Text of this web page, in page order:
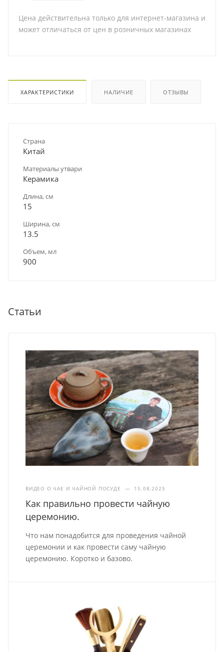
Цена действительна только для интернет-магазина и
может отличаться от цен в розничных магазинах
ХАРАКТЕРИСТИКИ НАЛИЧИЕ ОТЗЫВЫ
Страна
Китай
Материалы утвари
Керамика
Длина, см
15
Ширина, см
13.5
Объем, мл
900
Статьи
ВИДЕО О ЧАЕ И ЧАЙНОЙ ПОСУДЕ — 15.08.2025
Как правильно провести чайную
церемонию.
Что нам понадобится для проведения чайной
церемонии и как провести саму чайную
церемонию. Коротко и базово.